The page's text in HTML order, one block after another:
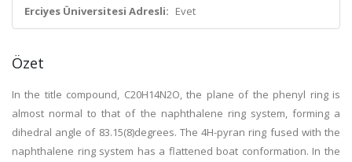
Erciyes Üniversitesi Adresli: Evet
Özet
In the title compound, C20H14N2O, the plane of the phenyl ring is
almost normal to that of the naphthalene ring system, forming a
dihedral angle of 83.15(8)degrees. The 4H-pyran ring fused with the
naphthalene ring system has a flattened boat conformation. In the